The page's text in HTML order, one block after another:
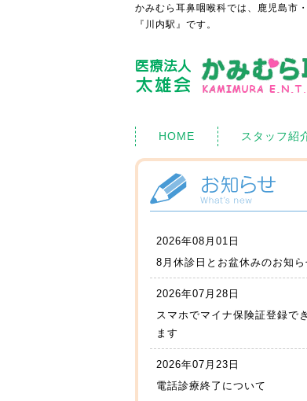
かみむら耳鼻咽喉科では、鹿児島市
『川内駅』です。
HOME スタッフ紹
2026年08月01日
8月休診日とお盆休みのお知ら
2026年07月28日
スマホでマイナ保険証登録でき
ます
2026年07月23日
電話診療終了について